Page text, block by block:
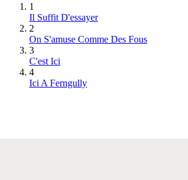
1
Il Suffit D'essayer
2
On S'amuse Comme Des Fous
3
C'est Ici
4
Ici A Ferngully